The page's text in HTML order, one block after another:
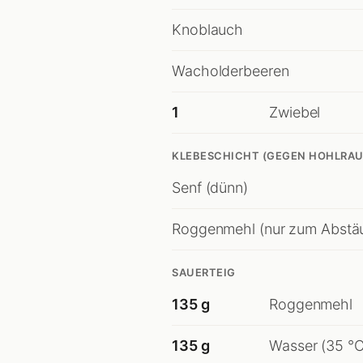
Knoblauch
Wacholderbeeren
1 Zwiebel
KLEBESCHICHT (GEGEN
Senf (dünn)
Roggenmehl (nur zum
SAUERTEIG
135 g Roggenmehl
135 g Wasser (35